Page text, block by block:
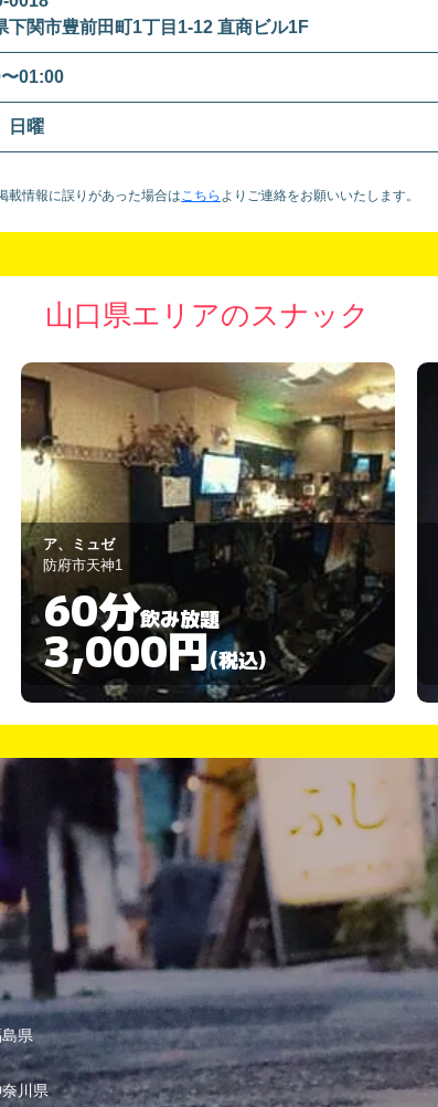
下関市豊前田町1丁目1-12 直商ビル1F
01:00
日曜
載情報に誤りがあった場合はこちら より ご連絡をお願いいたします。
山口県エリアのスナック
かくれ家 縁
岩国市由宇町中央1-3-21
60分飲み放題
2,000円(税込)
県
川県